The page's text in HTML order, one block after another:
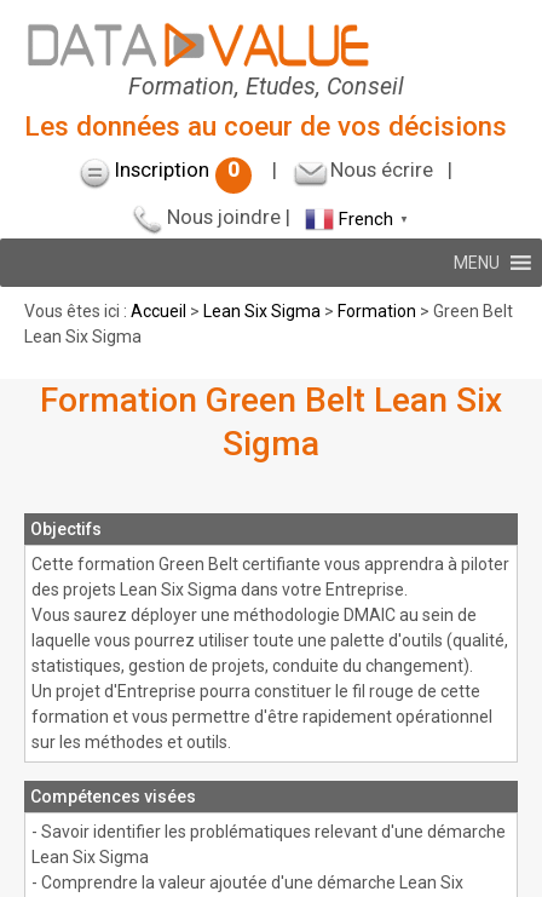
Formation, Etudes, Conseil
Les données au coeur de vos décisions
Inscription 0 | Nous écrire|
Nous joindre| French ▼
MENU
Vous êtes ici : Accueil > Lean Six Sigma > Formation > Green Belt
Lean Six Sigma
Formation Green Belt Lean Six
Sigma
Objectifs
Cette formation Green Belt certifiante vous apprendra à piloter
des projets Lean Six Sigma dans votre Entreprise.
Vous saurez déployer une méthodologie DMAIC au sein de
laquelle vous pourrez utiliser toute une palette d'outils (qualité,
statistiques, gestion de projets, conduite du changement).
Un projet d'Entreprise pourra constituer le fil rouge de cette
formation et vous permettre d'être rapidement opérationnel
sur les méthodes et outils.
Compétences visées
- Savoir identifier les problématiques relevant d'une démarche
Lean Six Sigma
- Comprendre la valeur ajoutée d'une démarche Lean Six